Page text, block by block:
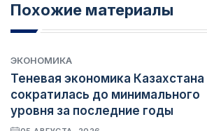
Похожие материалы
ЭКОНОМИКА
Теневая экономика Казахстана
сократилась до минимального
уровня за последние годы